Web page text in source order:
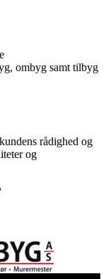
ombyg samt tilbyg
rådighed og
og